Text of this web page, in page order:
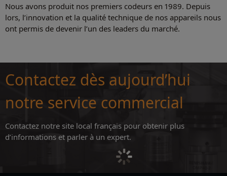
Nous avons produit nos premiers codeurs en 1989. Depuis
lors, l’innovation et la qualité technique de nos appareils nous
ont permis de devenir l’un des leaders du marché.
Contactez dès aujourd’hui
notre service commercial
Contactez notre site local français pour obtenir plus
d’informations et parler à un expert.